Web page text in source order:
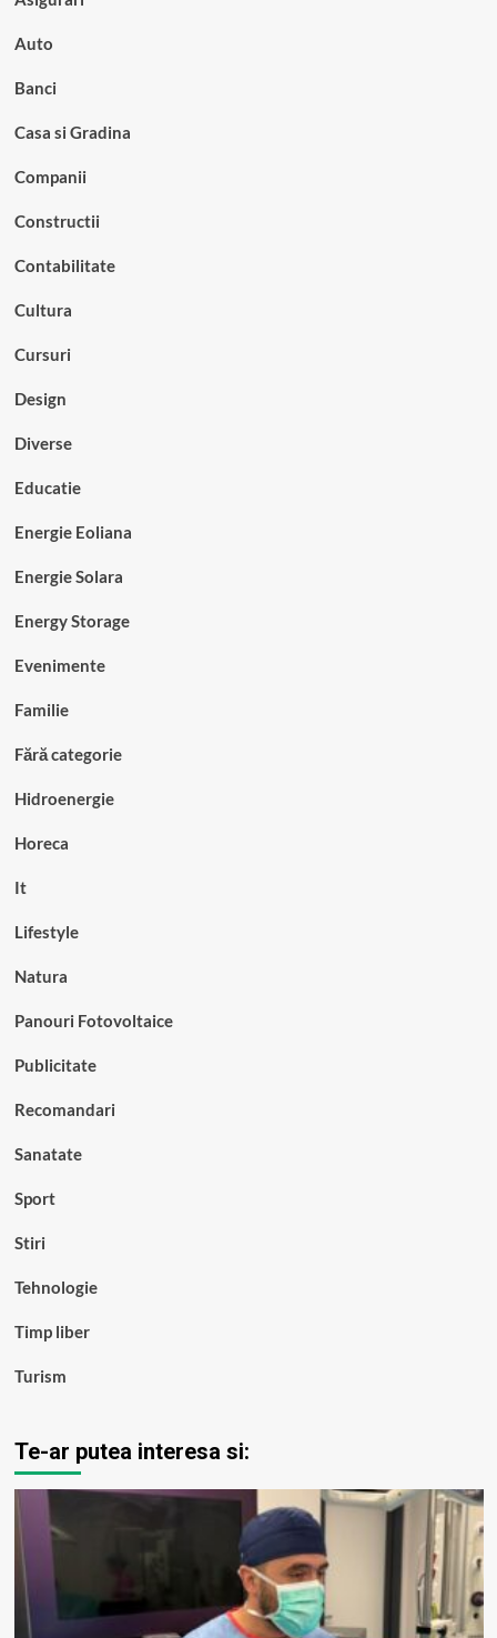
Auto
Banci
Casa si Gradina
Companii
Constructii
Contabilitate
Cultura
Cursuri
Design
Diverse
Educatie
Energie Eoliana
Energie Solara
Energy Storage
Evenimente
Familie
Fără categorie
Hidroenergie
Horeca
It
Lifestyle
Natura
Panouri Fotovoltaice
Publicitate
Recomandari
Sanatate
Sport
Stiri
Tehnologie
Timp liber
Turism
Te-ar putea interesa si: